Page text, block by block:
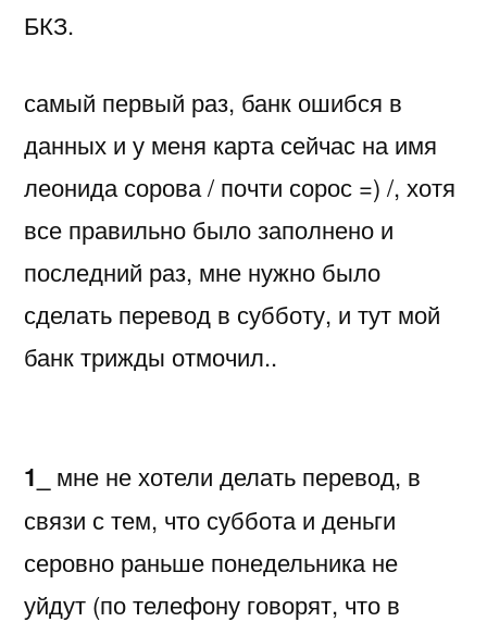
БКЗ.
самый первый раз, банк ошибся в
данных и у меня карта сейчас на имя
леонида сорова / почти сорос =) /, хотя
все правильно было заполнено и
последний раз, мне нужно было
сделать перевод в субботу, и тут мой
банк трижды отмочил..
1_
мне не хотели делать перевод, в
связи с тем, что суббота и деньги
серовно раньше понедельника не
уйдут (по телефону говорят, что в